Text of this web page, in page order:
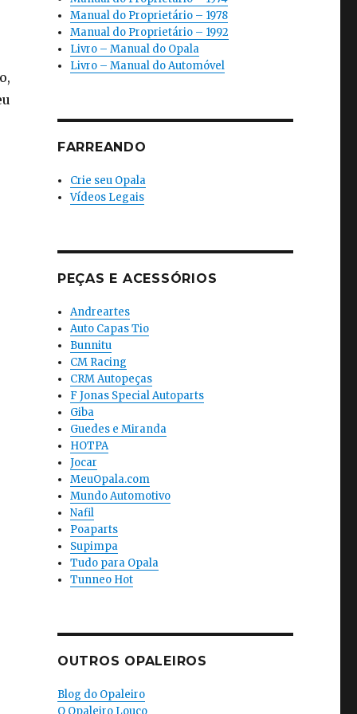
Manual do Proprietário – 1978
Manual do Proprietário – 1992
Livro – Manual do Opala
Livro – Manual do Automóvel
FARREANDO
Crie seu Opala
Vídeos Legais
PEÇAS E ACESSÓRIOS
Andreartes
Auto Capas Tio
Bunnitu
CM Racing
CRM Autopeças
F Jonas Special Autoparts
Giba
Guedes e Miranda
HOTPA
Jocar
MeuOpala.com
Mundo Automotivo
Nafil
Poaparts
Supimpa
Tudo para Opala
Tunneo Hot
OUTROS OPALEIROS
Blog do Opaleiro